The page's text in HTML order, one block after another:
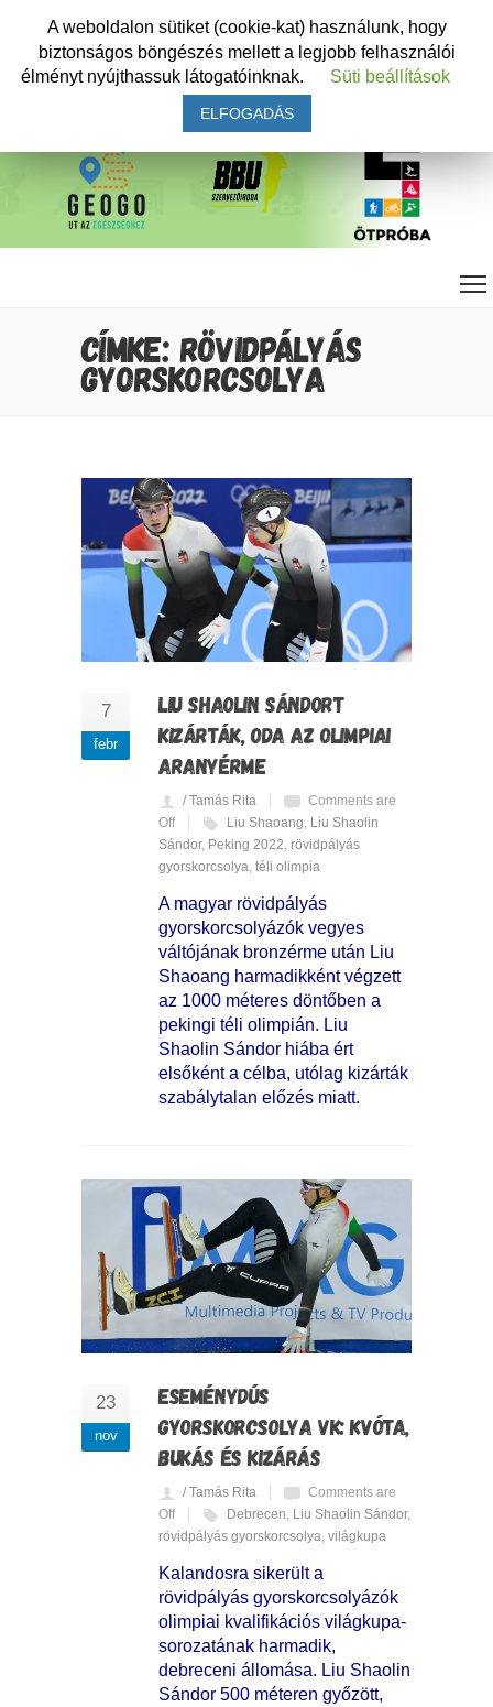
CÍMKE: RÖVIDPÁLYÁS
GYORSKORCSOLYA
7
febr
LIU SHAOLIN SÁNDORT
KIZÁRTÁK, ODA AZ OLIMPIAI
ARANYÉRME
/ Tamás Rita
Comments are
Off
Liu Shaoang Liu Shaolin
Sándor, Peking 2022 rövidpályás
gyorskorcsolya téli olimpia
A magyar rövidpályás
gyorskorcsolyázók vegyes
váltójának bronzérme után Liu
Shaoang harmadikként végzett
az 1000 méteres döntőben a
pekingi téli olimpián. Liu
Shaolin Sándor hiába ért
elsőként a célba, utólag kizárták
szabálytalan előzés miatt.
23
nov
ESEMÉNYDÚS
GYORSKORCSOLYA VK: KVÓTA,
BUKÁS ÉS KIZÁRÁS
/ Tamás Rita
Comments are
Off
Debrecen Liu Shaolin Sándor,
rövidpályás gyorskorcsolya világkupa
Kalandosra sikerült a
rövidpályás gyorskorcsolyázók
olimpiai kvalifikációs világkupa-
sorozatának harmadik,
debreceni állomása. Liu Shaolin
Sándor 500 méteren győzött,
A weboldalon sütiket (cookie-kat) használunk, hogy
biztonságos böngészés mellett a legjobb felhasználói
élményt nyújthassuk látogatóinknak.
Süti beállítások
ELFOGADÁS